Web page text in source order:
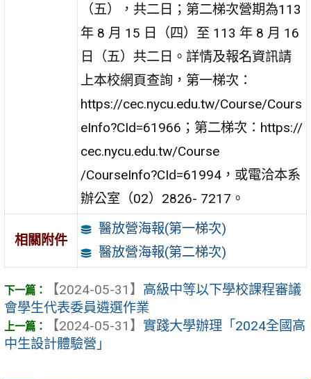
（五），共二日；第二梯次營期為113
年 8 月 15 日（四）至 113 年 8 月 16
日（五）共二日。詳情及報名資訊請
上本校網頁查詢，第一梯次：
https://cec.nycu.edu.tw/Course/Cours
eInfo?CId=61966；第二梯次：https://
cec.nycu.edu.tw/Course
/CourseInfo?CId=61994，或電洽本系
辦公室（02）2826- 7217。
相關附件
醫放營海報(第一梯次)
醫放營海報(第二梯次)
【2024-05-31】 高級中等以下學校課程審議
會學生代表委員遴選作業
【2024-05-31】 實踐大學辦理「2024全國高
中生設計體驗營」